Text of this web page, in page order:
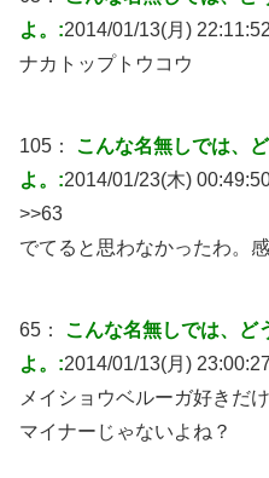
よ。:2014/01/13(月)
ナカトップトウコウ
105： こんな名無しでは、
よ。:2014/01/23(木)
>>63
でてると思わなかったわ。
65： こんな名無しでは、ど
よ。:2014/01/13(月)
メイショウベルーガ好きだ
マイナーじゃないよね？